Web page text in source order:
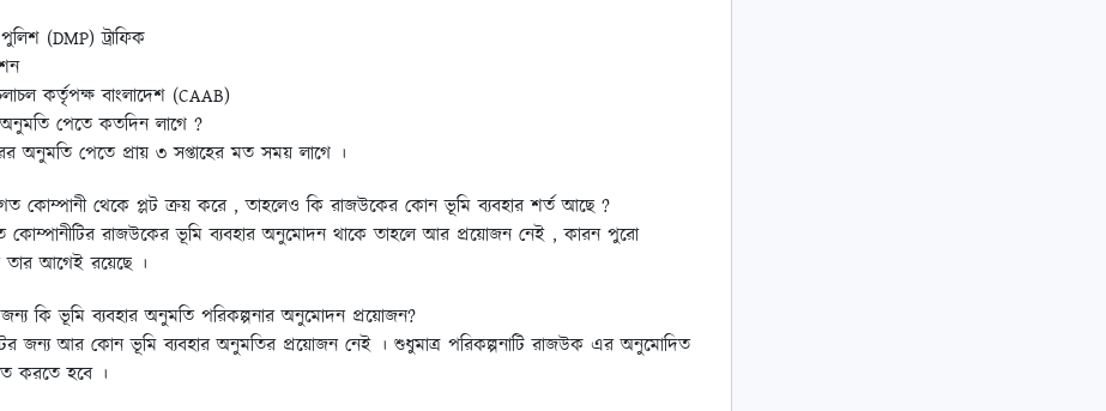
(DMP) ট্রাফিক
কর্তৃপক্ষ বাংলাদেশ (CAAB)
পেতে কতদিন লাগে ?
অনুমতি পেতে প্রায় ৩ সপ্তাহের মত সময় লাগে ।
কোম্পানী থেকে প্লট ক্রয় করে , তাহলেও কি রাজউকের কোন ভূমি ব্যবহার শর্ত আছে ?
কোম্পানীটির রাজউকের ভূমি ব্যবহার অনুমোদন থাকে তাহলে আর প্রয়োজন নেই , কারন পুরো
তার আগেই রয়েছে ।
কি ভূমি ব্যবহার অনুমতি পরিকল্পনার অনুমোদন প্রয়োজন?
জন্য আর কোন ভূমি ব্যবহার অনুমতির প্রয়োজন নেই । শুধুমাত্র পরিকল্পনাটি রাজউক এর অনুমোদিত
করতে হবে ।